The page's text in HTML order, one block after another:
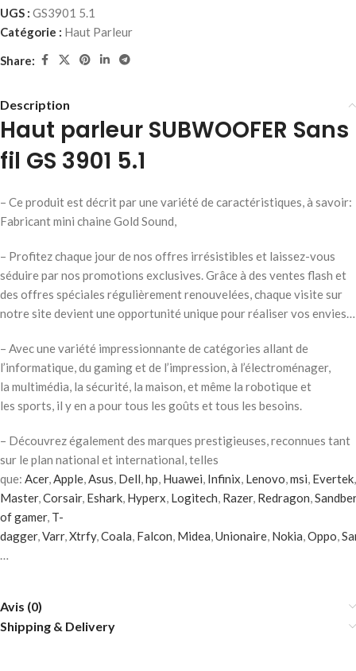
UGS : GS3901 5.1
Catégorie : Haut Parleur
Share:
Description
Haut parleur SUBWOOFER Sans
fil GS 3901 5.1
– Ce produit est décrit par une variété de caractéristiques, à savoir:
Fabricant mini chaine Gold Sound,
– Profitez chaque jour de nos offres irrésistibles et laissez-vous
séduire par nos promotions exclusives. Grâce à des ventes flash et
des offres spéciales régulièrement renouvelées, chaque visite sur
notre site devient une opportunité unique pour réaliser vos envies…
– Avec une variété impressionnante de catégories allant de
l’informatique, du gaming et de l’impression, à l’électroménager,
la multimédia, la sécurité, la maison, et même la robotique et
les sports, il y en a pour tous les goûts et tous les besoins.
– Découvrez également des marques prestigieuses, reconnues tant
sur le plan national et international, telles
que: Acer,Apple,Asus, Dell,hp, Huawei, Infinix, Lenovo,msi, Evertek
Master,Corsair, Eshark, Hyperx, Logitech, Razer, Redragon,
of gamer, T-
dagger,Varr,Xtrfy,Coala, Falcon, Midea,Unionaire, Nokia,Oppo,
…
Avis (0)
Shipping & Delivery